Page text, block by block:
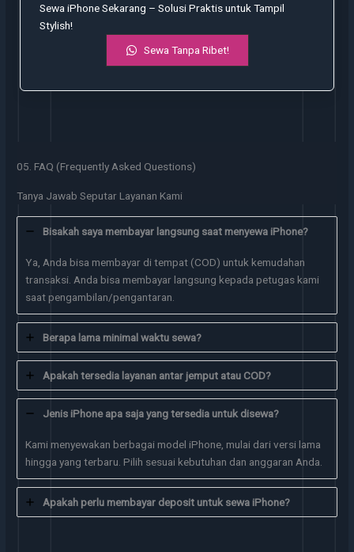
Sewa iPhone Sekarang – Solusi Praktis untuk Tampil
Stylish!
Sewa Tanpa Ribet!
05. FAQ (Frequently Asked Questions)
Tanya Jawab Seputar Layanan Kami
Bisakah saya membayar langsung saat menyewa iPhone?
Ya, Anda bisa membayar di tempat (COD) untuk kemudahan
transaksi. Anda bisa membayar langsung kepada petugas kami
saat pengambilan/pengantaran.
Berapa lama minimal waktu sewa?
Apakah tersedia layanan antar jemput atau COD?
Jenis iPhone apa saja yang tersedia untuk disewa?
Kami menyewakan berbagai model iPhone, mulai dari versi lama
hingga yang terbaru. Pilih sesuai kebutuhan dan anggaran Anda.
Apakah perlu membayar deposit untuk sewa iPhone?